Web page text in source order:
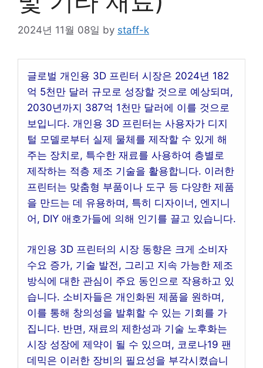
2024년 11월 08일 by staff-k
글로벌 개인용 3D 프린터 시장은 2024년 182
억 5천만 달러 규모로 성장할 것으로 예상되며,
2030년까지 387억 1천만 달러에 이를 것으로
보입니다. 개인용 3D 프린터는 사용자가 디지
털 모델로부터 실제 물체를 제작할 수 있게 해
주는 장치로, 특수한 재료를 사용하여 층별로
제작하는 적층 제조 기술을 활용합니다. 이러한
프린터는 맞춤형 부품이나 도구 등 다양한 제품
을 만드는 데 유용하며, 특히 디자이너, 엔지니
어, DIY 애호가들에 의해 인기를 끌고 있습니다.
개인용 3D 프린터의 시장 동향은 크게 소비자
수요 증가, 기술 발전, 그리고 지속 가능한 제조
방식에 대한 관심이 주요 동인으로 작용하고 있
습니다. 소비자들은 개인화된 제품을 원하며,
이를 통해 창의성을 발휘할 수 있는 기회를 가
집니다. 반면, 재료의 제한성과 기술 노후화는
시장 성장에 제약이 될 수 있으며, 코로나19 팬
데믹은 이러한 장비의 필요성을 부각시켰습니